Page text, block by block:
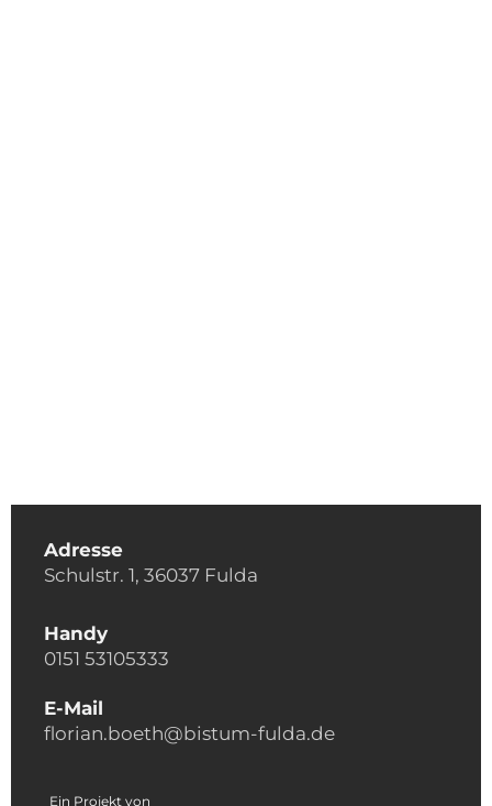
Adresse
Schulstr. 1, 36037 Fulda
Handy
0151 53105333
E-Mail
florian.boeth@bistum-fulda.de
Ein Projekt von